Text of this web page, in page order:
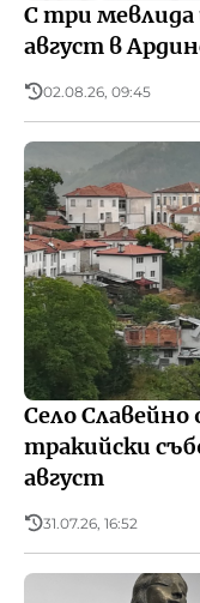
С три мевлида
август в
02.08.26, 09:45
Село
тракийски
август
31.07.26, 16:52